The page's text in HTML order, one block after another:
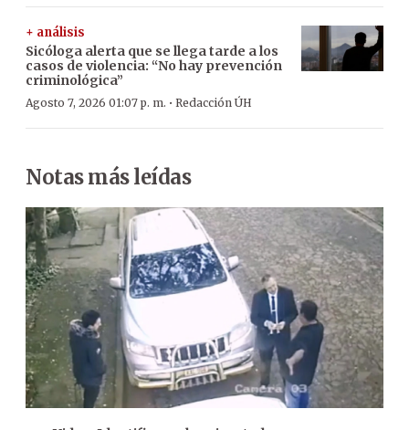
+ análisis
Sicóloga alerta que se llega tarde a los
casos de violencia: “No hay prevención
criminológica”
Agosto 7, 2026 01:07 p. m. · Redacción ÚH
Notas más leídas